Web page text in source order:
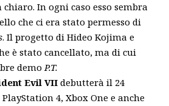
In ogni caso esso sembra
che ci era stato permesso di
. Il progetto di Hideo Kojima e
è stato cancellato, ma di cui
demoP.T.
Evil VII debutterà il 24
PlayStation 4, Xbox One e anche